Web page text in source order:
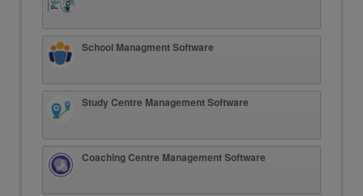
School Managment Software
Study Centre Management Software
Coaching Centre Management Software